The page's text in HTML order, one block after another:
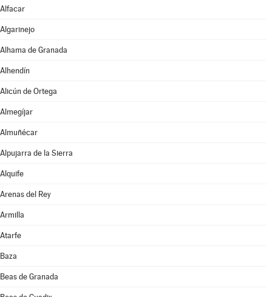
Alfacar
Algarinejo
Alhama de Granada
Alhendín
Alicún de Ortega
Almegíjar
Almuñécar
Alpujarra de la Sierra
Alquife
Arenas del Rey
Armilla
Atarfe
Baza
Beas de Granada